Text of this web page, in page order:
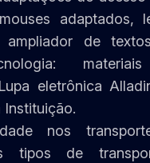
adaptados,
ampliador de
eletrônica
Instituição.
nos
tipos de